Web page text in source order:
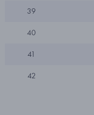
39
40
41
42